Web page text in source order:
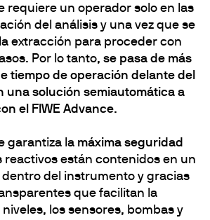
requiere un operador solo en las
del análisis y una vez que se
extracción para proceder con
Por lo tanto, se pasa de más
tiempo de operación delante del
una solución semiautomática a
el FIWE Advance.
garantiza la máxima seguridad
reactivos están contenidos en un
del instrumento y gracias
que facilitan la
los sensores, bombas y